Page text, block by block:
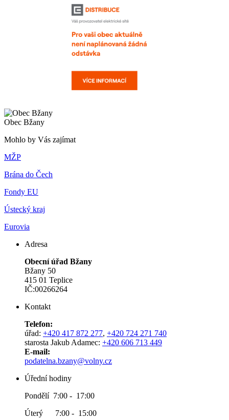
Obec Bžany
Mohlo by Vás zajímat
MŽP
Brána do Čech
Fondy EU
Ústecký kraj
Eurovia
Adresa
Obecní úřad Bžany
Bžany 50
415 01 Teplice
IČ:00266264
Kontakt
Telefon:
úřad: +420 417 872 277, +420 724 271 740
starosta Jakub Adamec: +420 606 713 449
E-mail:
podatelna.bzany@volny.cz
Úřední hodiny
Pondělí 7:00 - 17:00
Úterý 7:00 - 15:00